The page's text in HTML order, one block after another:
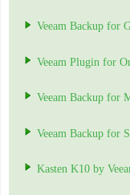
Veeam Backup for
Veeam Plugin for
Veeam Backup for
Veeam Backup for
Kasten K10 by